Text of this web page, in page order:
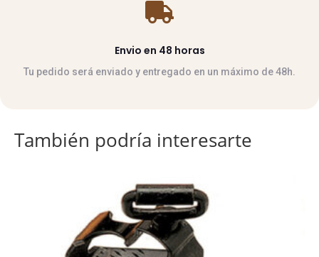

Envio en 48 horas
Tu pedido será enviado y entregado en un máximo de 48h.
También podría interesarte